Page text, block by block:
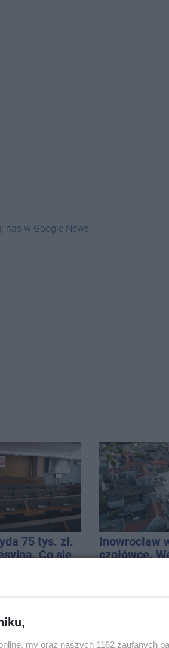
nas w Google News
75 tys. zł.
Co się
Inowrocław
czołówce.
my oraz naszych 1162 zaufanych